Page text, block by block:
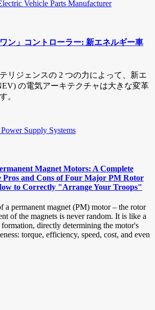
ワン」コントローラー: 新エネルギー車
リジェンスの 2 つの力によって、新エ
の電気アーキテクチャは大きな変革
。
Magnet Motors: A Complete
Pros and Cons of Four Major PM Rotor
to Correctly "Arrange Your Troops"
a permanent magnet (PM) motor – the rotor
of the magnets is never random. It is like a
directly determining the motor's
torque, efficiency, speed, cost, and even